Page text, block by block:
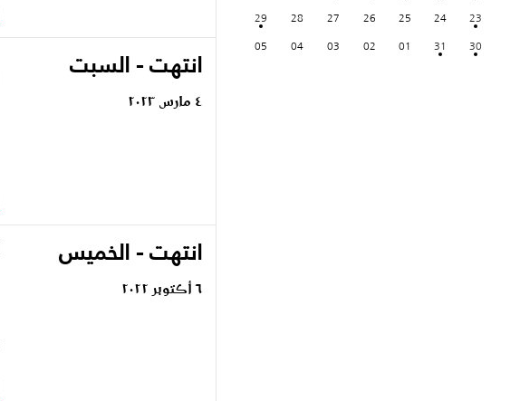
23
24
25
26
27
28
29
30
31
01
02
03
04
05
انتهت - السبت
٤ مارس ٢٠٢٣
انتهت - الخميس
٦ أكتوبر ٢٠٢٢